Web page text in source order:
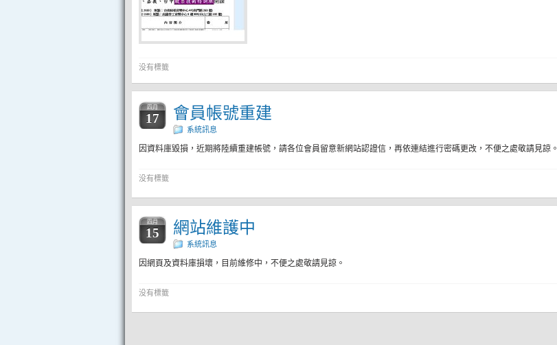
没有標籤
四月
17 會員帳號重建
系統訊息
因資料庫毀損，近期將陸續重建帳號，請各位會員留意新網站認證信，再依連結進行密碼更改，不便之處敬請見諒。
没有標籤
四月
15 網站維護中
系統訊息
因網頁及資料庫損壞，目前維修中，不便之處敬請見諒。
没有標籤